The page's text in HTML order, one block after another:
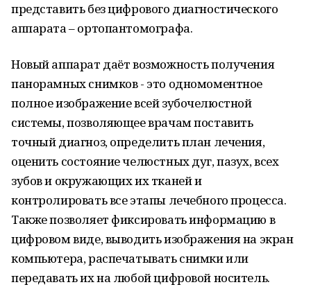
представить без цифрового диагностического
аппарата – ортопантомографа.
Новый аппарат даёт возможность получения
панорамных снимков - это одномоментное
полное изображение всей зубочелюстной
системы, позволяющее врачам поставить
точный диагноз, определить план лечения,
оценить состояние челюстных дуг, пазух, всех
зубов и окружающих их тканей и
контролировать все этапы лечебного процесса.
Также позволяет фиксировать информацию в
цифровом виде, выводить изображения на экран
компьютера, распечатывать снимки или
передавать их на любой цифровой носитель.